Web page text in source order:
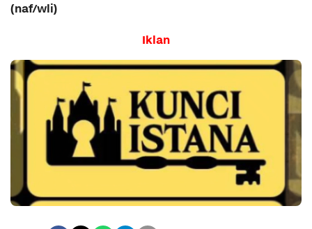
(naf/wli)
Iklan